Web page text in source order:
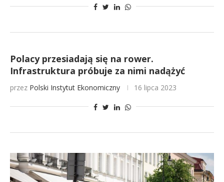
Polacy przesiadają się na rower.
Infrastruktura próbuje za nimi nadążyć
przez Polski Instytut Ekonomiczny 16 lipca 2023